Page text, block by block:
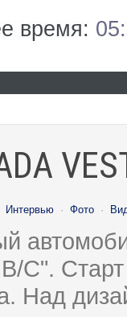
время:
Интервью · Фото ·
C".
Над